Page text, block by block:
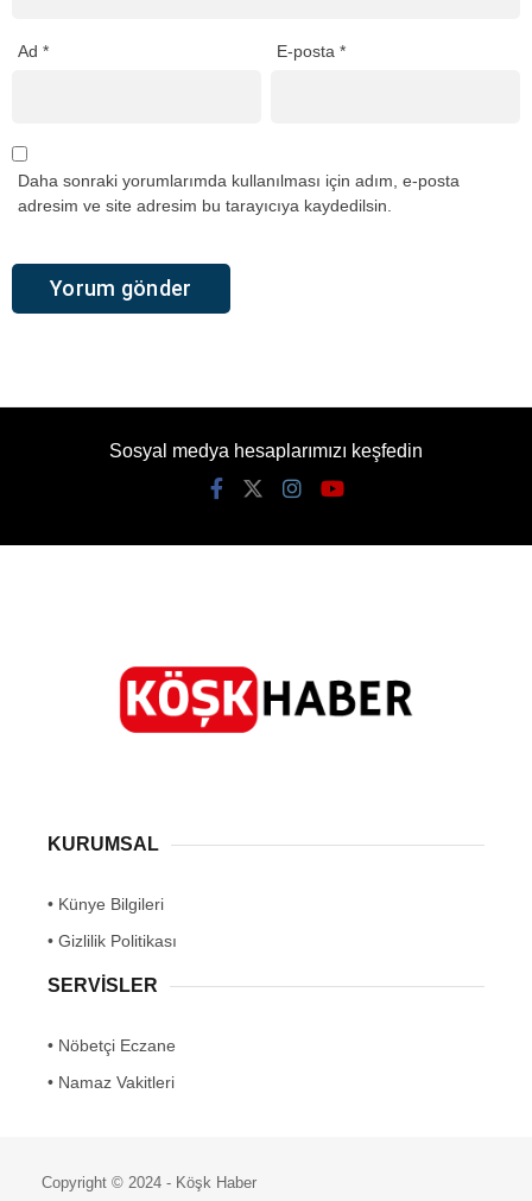
Ad * E-posta*
Daha sonraki yorumlarımda kullanılması için adım, e-posta
adresim ve site adresim bu tarayıcıya kaydedilsin.
Sosyal medya hesaplarımızı keşfedin
KURUMSAL
• Künye Bilgileri
• Gizlilik Politikası
SERVİSLER
• Nöbetçi Eczane
• Namaz Vakitleri
Copyright © 2024 - Köşk Haber